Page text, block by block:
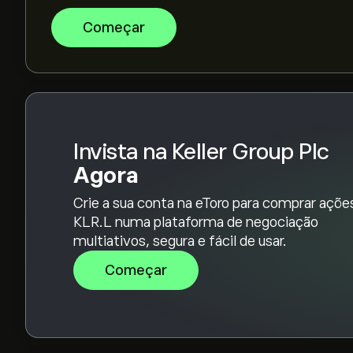
Começar
Invista na Keller Group Plc
Agora
Crie a sua conta na eToro para comprar
KLR.L numa plataforma de negociação
multiativos, segura e fácil de usar.
Começar